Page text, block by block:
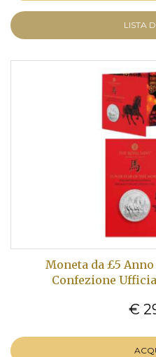
LISTA
Moneta da £5
Confezione
€